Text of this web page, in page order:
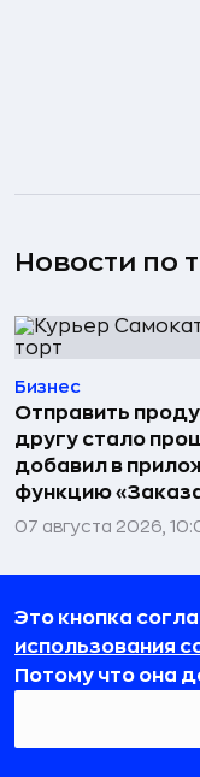
Новости по
Бизнес
Отправить
другу стало
добавил в
функцию
07 августа 2026,
Это кнопка
использования
Потому что она